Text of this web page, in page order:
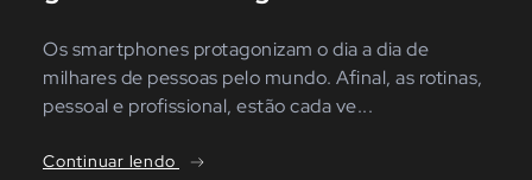
Os smartphones protagonizam o dia a dia de
milhares de pessoas pelo mundo. Afinal, as rotinas,
pessoal e profissional, estão cada ve...
Continuar lendo